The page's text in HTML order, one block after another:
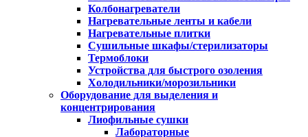
Колбонагреватели
Нагревательные ленты и кабели
Нагревательные плитки
Сушильные шкафы/стерилизаторы
Термоблоки
Устройства для быстрого озоления
Холодильники/морозильники
Оборудование для выделения и
концентрирования
Лиофильные сушки
Лабораторные